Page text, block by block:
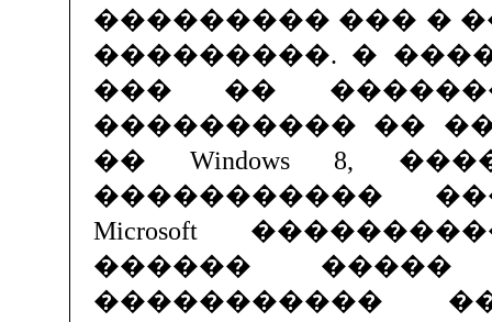
��������� ��� �
���������. �
��� ��
���������� ��
�� Windows 8,
�����������
Microsoft
������
�����������